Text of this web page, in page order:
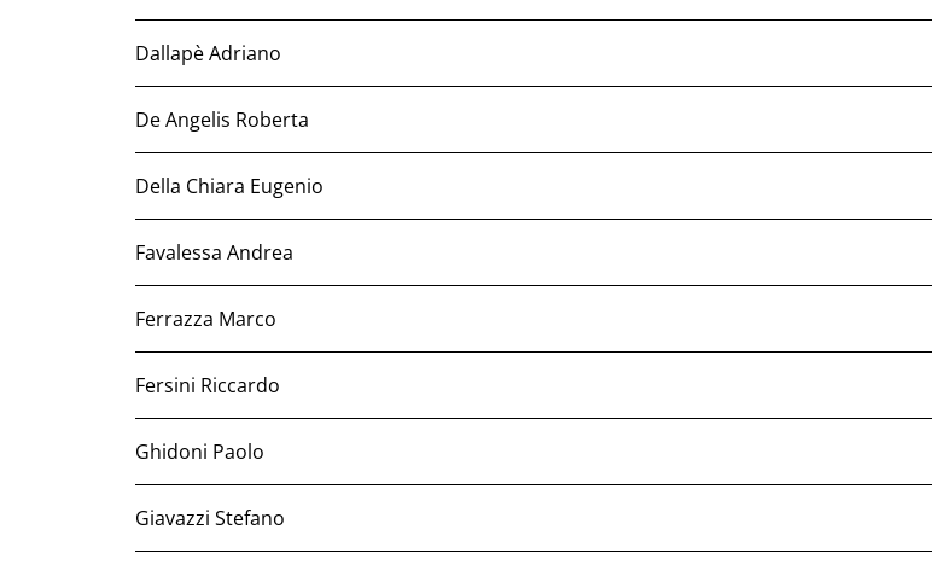
Dallapè Adriano
De Angelis Roberta
Della Chiara Eugenio
Favalessa Andrea
Ferrazza Marco
Fersini Riccardo
Ghidoni Paolo
Giavazzi Stefano